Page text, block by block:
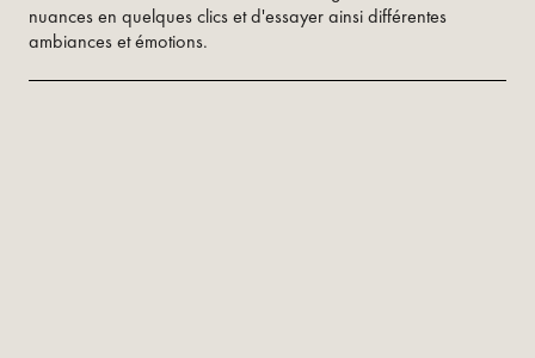
nuances en quelques clics et d'essayer ainsi différentes
ambiances et émotions.